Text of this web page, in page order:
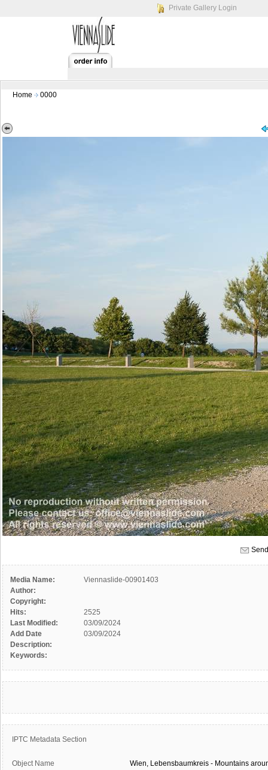
Private Gallery Login
Home 0000
Media Name:
Viennaslide-00901403
Author:
Copyright:
Hits:
2525
Last Modified:
03/09/2024
Add Date
03/09/2024
Description:
Keywords:
IPTC Metadata Section
Object Name Wien, Lebensbaumkreis - Mountains